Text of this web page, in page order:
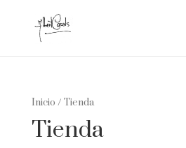
Inicio / Tienda
Tienda